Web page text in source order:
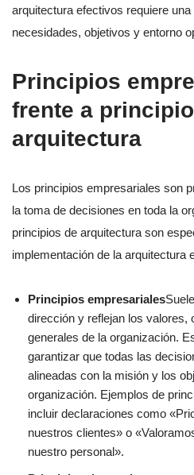
arquitectura efectivos requiere
necesidades, objetivos y entorno
Principios
frente a
arquitectura
Los principios empresariales son
la toma de decisiones en toda la
principios de arquitectura son
implementación de la arquitectura
Principios empresariales
dirección y reflejan los valores,
generales de la organización.
garantizar que todas las
alineadas con la misión y los
organización. Ejemplos de
incluir declaraciones como
nuestros clientes» o
nuestro personal».